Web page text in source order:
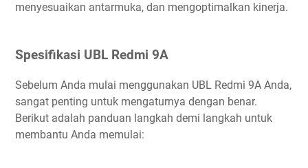
menyesuaikan antarmuka, dan mengoptimalkan kinerja.
Spesifikasi UBL Redmi 9A
Sebelum Anda mulai menggunakan UBL Redmi 9A Anda,
sangat penting untuk mengaturnya dengan benar.
Berikut adalah panduan langkah demi langkah untuk
membantu Anda memulai: